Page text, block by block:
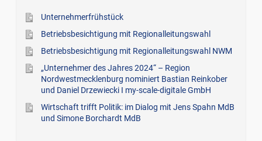
Unternehmerfrühstück
Betriebsbesichtigung mit Regionalleitungswahl
Betriebsbesichtigung mit Regionalleitungswahl NWM
„Unternehmer des Jahres 2024“ – Region
Nordwestmecklenburg nominiert Bastian Reinkober
und Daniel Drzewiecki I my-scale-digitale GmbH
Wirtschaft trifft Politik: im Dialog mit Jens Spahn MdB
und Simone Borchardt MdB